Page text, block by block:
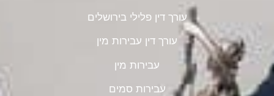
עורך דין פלילי בירושלים
עורך דין עבירות מין
עבירות מין
עבירות סמים